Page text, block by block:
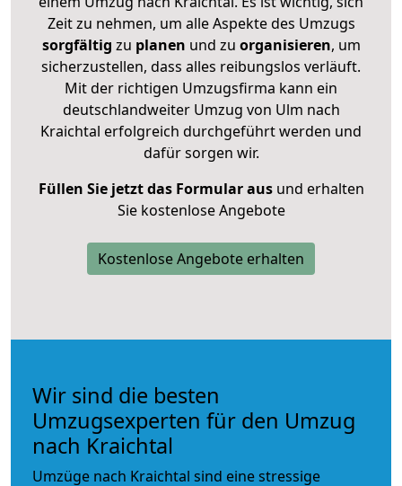
Zeit zu nehmen, um alle Aspekte des Umzugs
sorgfältig zu planen und zu organisieren, um
sicherzustellen, dass alles reibungslos verläuft.
Mit der richtigen Umzugsfirma kann ein
deutschlandweiter Umzug von Ulm nach
Kraichtal erfolgreich durchgeführt werden und
dafür sorgen wir.
Füllen Sie jetzt das Formular ausund erhalten
Sie kostenlose Angebote
Kostenlose Angebote erhalten
Wir sind die besten
Umzugsexperten für den Umzug
nach Kraichtal
Umzüge nach Kraichtal sind eine stressige